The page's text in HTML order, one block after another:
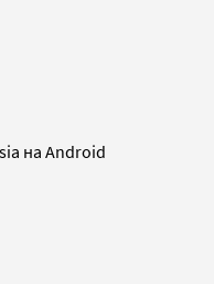
на Android